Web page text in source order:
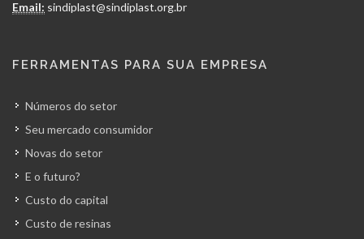
Email: sindiplast@sindiplast.org.br
FERRAMENTAS PARA SUA EMPRESA
Números do setor
Seu mercado consumidor
Novas do setor
E o futuro?
Custo do capital
Custo de resinas